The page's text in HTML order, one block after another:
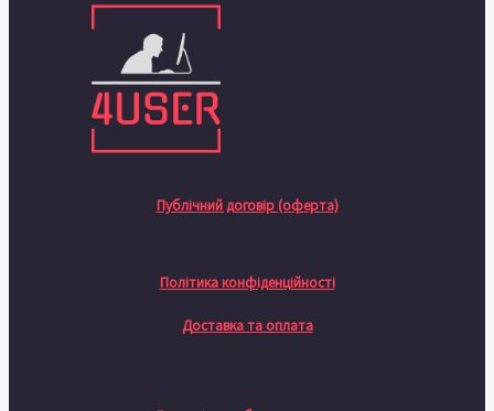
Публічний договір (оферта)
Політика конфіденційності
Доставка та оплата